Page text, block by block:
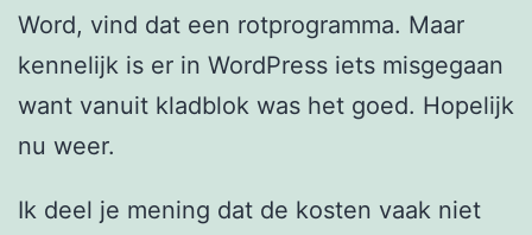
Word, vind dat een rotprogramma. Maar
kennelijk is er in WordPress iets misgegaan
want vanuit kladblok was het goed. Hopelijk
nu weer.
Ik deel je mening dat de kosten vaak niet